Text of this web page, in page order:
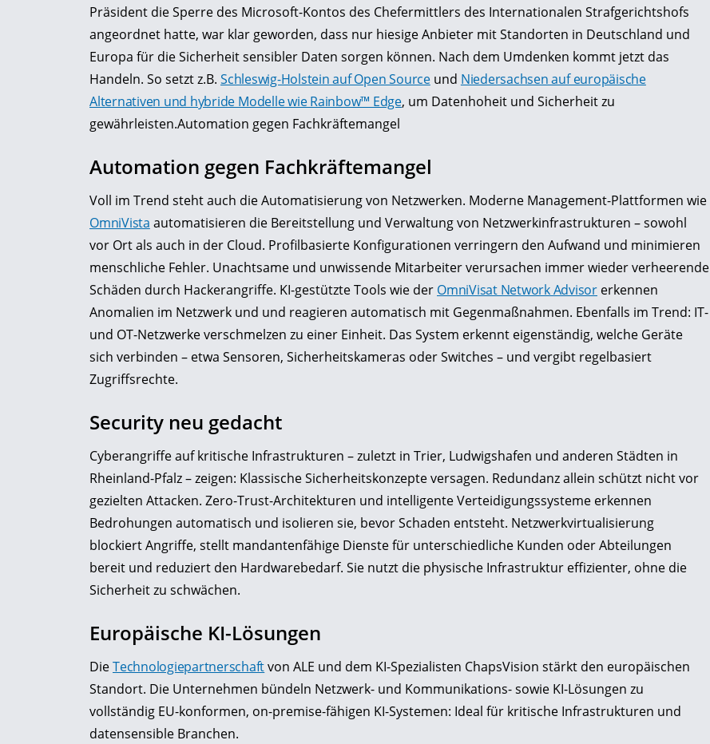
Präsident die Sperre des Microsoft-Kontos des Chefermittlers des Internationalen Strafgerichtshofs
angeordnet hatte, war klar geworden, dass nur hiesige Anbieter mit Standorten in Deutschland und
Europa für die Sicherheit sensibler Daten sorgen können. Nach dem Umdenken kommt jetzt das
Handeln. So setzt z.B. Schleswig-Holstein auf Open Sourceund Niedersachsen auf europäische
Alternativen und hybride Modelle wie Rainbow™ Edge, um Datenhoheit und Sicherheit zu
gewährleisten.Automation gegen Fachkräftemangel
Automation gegen Fachkräftemangel
Voll im Trend steht auch die Automatisierung von Netzwerken. Moderne Management-Plattformen wie
OmniVista automatisieren die Bereitstellung und Verwaltung von Netzwerkinfrastrukturen – sowohl
vor Ort als auch in der Cloud. Profilbasierte Konfigurationen verringern den Aufwand und minimieren
menschliche Fehler. Unachtsame und unwissende Mitarbeiter verursachen immer wieder verheerende
Schäden durch Hackerangriffe. KI-gestützte Tools wie der OmniVisat Network Advisor erkennen
Anomalien im Netzwerk und und reagieren automatisch mit Gegenmaßnahmen. Ebenfalls im Trend: IT-
und OT-Netzwerke verschmelzen zu einer Einheit. Das System erkennt eigenständig, welche Geräte
sich verbinden – etwa Sensoren, Sicherheitskameras oder Switches – und vergibt regelbasiert
Zugriffsrechte.
Security neu gedacht
Cyberangriffe auf kritische Infrastrukturen – zuletzt in Trier, Ludwigshafen und anderen Städten in
Rheinland-Pfalz – zeigen: Klassische Sicherheitskonzepte versagen. Redundanz allein schützt nicht vor
gezielten Attacken. Zero-Trust-Architekturen und intelligente Verteidigungssysteme erkennen
Bedrohungen automatisch und isolieren sie, bevor Schaden entsteht. Netzwerkvirtualisierung
blockiert Angriffe, stellt mandantenfähige Dienste für unterschiedliche Kunden oder Abteilungen
bereit und reduziert den Hardwarebedarf. Sie nutzt die physische Infrastruktur effizienter, ohne die
Sicherheit zu schwächen.
Europäische KI-Lösungen
DieTechnologiepartnerschaftvon ALE und dem KI-Spezialisten ChapsVision stärkt den europäischen
Standort. Die Unternehmen bündeln Netzwerk- und Kommunikations- sowie KI-Lösungen zu
vollständig EU-konformen, on-premise-fähigen KI-Systemen: Ideal für kritische Infrastrukturen und
datensensible Branchen.